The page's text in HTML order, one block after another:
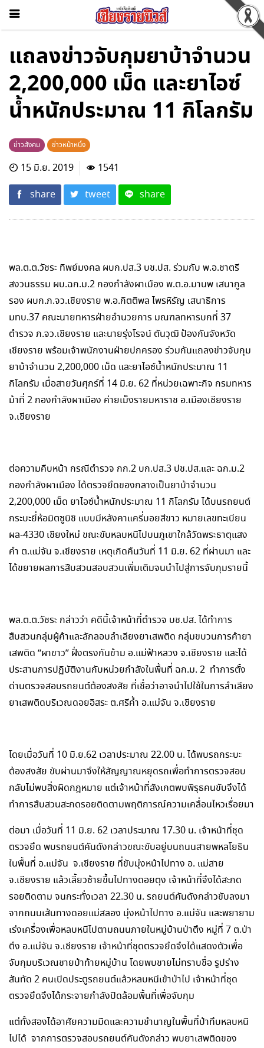
แถลงข่าวจับกุมยาบ้าจำนวน
2,200,000 เม็ด และยาไอซ์
น้ำหนักประมาณ 11 กิโลกรัม
ข่าวสังคม ข่าวหน้าหนึ่ง
15 มิ.ย. 2019
1541
share
tweet share
พล.ต.ต.วัชระ ทิพย์มงคล ผบก.ปส.3 บช.ปส. ร่วมกับ พ.อ.ชาตรี
สงวนธรรม ผบ.ฉก.ม.2 กองกำลังผาเมือง พ.ต.อ.มานพ เสนากูล
รอง ผบก.ภ.จว.เชียงราย พ.อ.กิตติพล ไพรหิรัญ เสนาธิการ
มทบ.37 คณะนายทหารฝ่ายอำนวยการ มณฑลทหารบกที่ 37
ตำรวจ ภ.จว.เชียงราย และนายรุ่งโรจน์ ตันวุฒิ ป้องกันจังหวัด
เชียงราย พร้อมเจ้าพนักงานฝ่ายปกครอง ร่วมกันแถลงข่าวจับกุม
ยาบ้าจำนวน 2,200,000 เม็ด และยาไอซ์น้ำหนักประมาณ 11
กิโลกรัม เมื่อสายวันศุกร์ที่ 14 มิ.ย. 62 ที่หน่วยเฉพาะกิจ กรมทหาร
ม้าที่ 2 กองกำลังผาเมือง ค่ายเม็งรายมหาราช อ.เมืองเชียงราย
จ.เชียงราย
ต่อความคืบหน้า กรณีตำรวจ กก.2 บก.ปส.3 ปช.ปส.และ ฉก.ม.2
กองกำลังผาเมือง ได้ตรวจยึดของกลางเป็นยาบ้าจำนวน
2,200,000 เม็ด ยาไอซ์น้ำหนักประมาณ 11 กิโลกรัม ได้บนรถยนต์
กระบะยี่ห้อมิตซูบิชิ แบบมีหลังคาแครี่บอยสีขาว หมายเลขทะเบียน
ผล-4330 เชียงใหม่ ขณะขับหลบหนีไปบนภูเขาใกล้วัดพระธาตุแสง
คำ ต.แม่จัน จ.เชียงราย เหตุเกิดคืนวันที่ 11 มิ.ย. 62 ที่ผ่านมา และ
ได้ขยายผลการสืบสวนสอบสวนเพิ่มเติมจนนำไปสู่การจับกุมรายนี้
พล.ต.ต.วัชระ กล่าวว่า คดีนี้เจ้าหน้าที่ตำรวจ บช.ปส. ได้ทำการ
สืบสวนกลุ่มผู้ค้าและลักลอบลำเลียงยาเสพติด กลุ่มขบวนการค้ายา
เสพติด “ผาขาว” ฝั่งตรงกันข้าม อ.แม่ฟ้าหลวง จ.เชียงราย และได้
ประสานการปฏิบัติงานกับหน่วยกำลังในพื้นที่ ฉก.ม. 2 ทำการตั้ง
ด่านตรวจสอบรถยนต์ต้องสงสัย ที่เชื่อว่าอาจนำไปใช้ในการลำเลียง
ยาเสพติดบริเวณดอยอิสระ ต.ศรีค้ำ อ.แม่จัน จ.เชียงราย
โดยเมื่อวันที่ 10 มิ.ย.62 เวลาประมาณ 22.00 น. ได้พบรถกระบะ
ต้องสงสัย ขับผ่านมาจึงให้สัญญาณหยุดรถเพื่อทำการตรวจสอบ
กลับไม่พบสิ่งผิดกฎหมาย แต่เจ้าหน้าที่สังเกตพบพิรุธคนขับจึงได้
ทำการสืบสวนสะกดรอยติดตามพฤติการณ์ความเคลื่อนไหวเรื่อยมา
ต่อมา เมื่อวันที่ 11 มิ.ย. 62 เวลาประมาณ 17.30 น. เจ้าหน้าที่ชุด
ตรวจยึด พบรถยนต์คันดังกล่าวขณะขับอยู่บนถนนสายพหลโยธิน
ในพื้นที่ อ.แม่จัน จ.เชียงราย ที่ขับมุ่งหน้าไปทาง อ. แม่สาย
จ.เชียงราย แล้วเลี้ยวซ้ายขึ้นไปทางดอยตุง เจ้าหน้าที่จึงได้สะกด
รอยติดตาม จนกระทั่งเวลา 22.30 น. รถยนต์คันดังกล่าวขับลงมา
จากถนนเส้นทางดอยแม่สลอง มุ่งหน้าไปทาง อ.แม่จัน และพยายาม
เร่งเครื่องเพื่อหลบหนีไปตามถนนภายในหมู่บ้านป่าตึง หมู่ที่ 7 ต.ป่า
ตึง อ.แม่จัน จ.เชียงราย เจ้าหน้าที่ชุดตรวจยึดจึงได้แสดงตัวเพื่อ
จับกุมบริเวณชายป่าท้ายหมู่บ้าน โดยพบชายไม่ทราบชื่อ รูปร่าง
สันทัด 2 คนเปิดประตูรถยนต์แล้วหลบหนีเข้าป่าไป เจ้าหน้าที่ชุด
ตรวจยึดจึงได้กระจายกำลังปิดล้อมพื้นที่เพื่อจับกุม
แต่ทั้งสองได้อาศัยความมืดและความชำนาญในพื้นที่ป่าทึบหลบหนี
ไปได้ จากการตรวจสอบรถยนต์คันดังกล่าว พบยาเสพติดของ